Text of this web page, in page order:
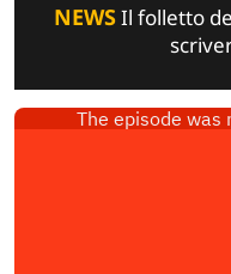
NEWSIl folletto